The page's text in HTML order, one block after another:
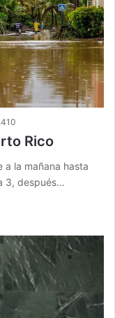
Rico
a la mañana hasta
3, después…